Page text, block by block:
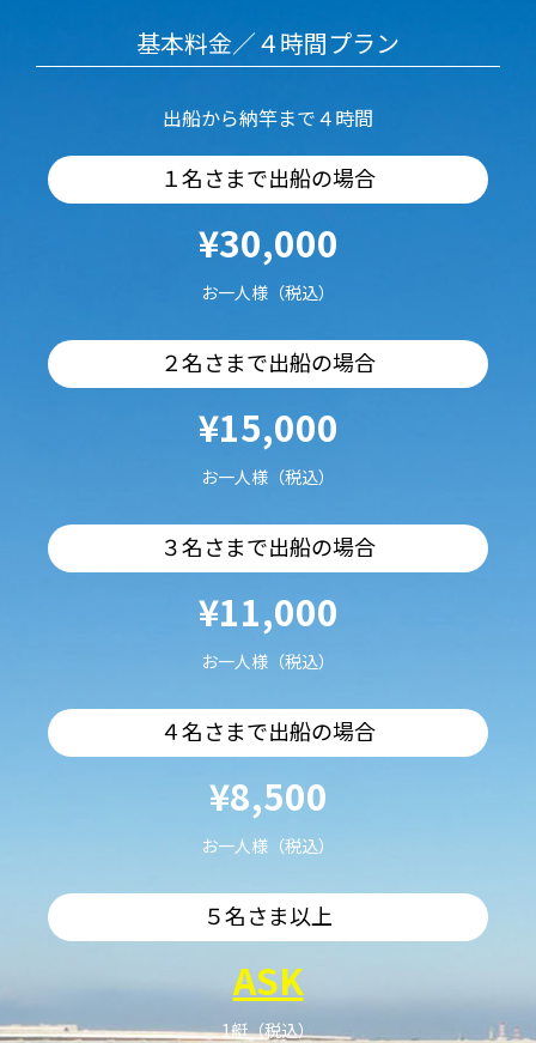
基本料金／４時間プラン
出船から納竿まで４時間
１名さまで出船の場合
¥30,000
お一人様（税込）
２名さまで出船の場合
¥15,000
お一人様（税込）
３名さまで出船の場合
¥11,000
お一人様（税込）
４名さまで出船の場合
¥8,500
お一人様（税込）
５名さま以上
ASK
1艇（税込）